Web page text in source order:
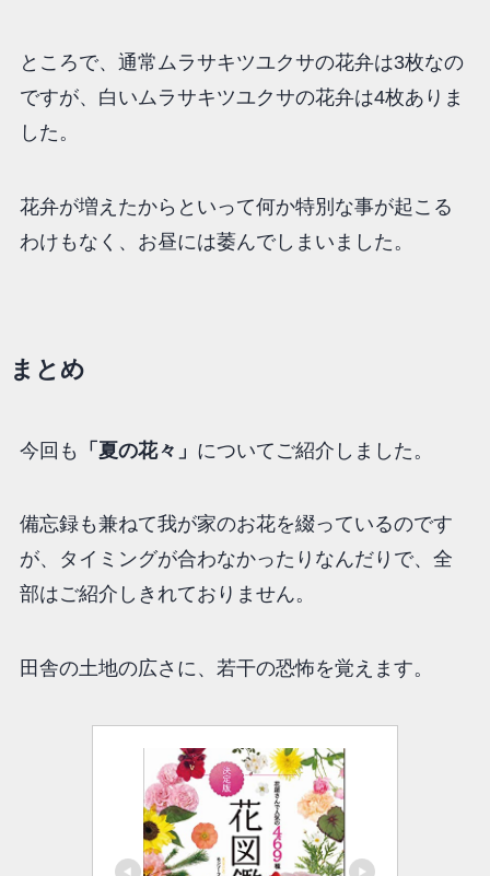
ところで、通常ムラサキツユクサの花弁は3枚なの
ですが、白いムラサキツユクサの花弁は4枚ありま
した。
花弁が増えたからといって何か特別な事が起こる
わけもなく、お昼には萎んでしまいました。
まとめ
今回も 「夏の花々」 についてご紹介しました。
備忘録も兼ねて我が家のお花を綴っているのです
が、タイミングが合わなかったりなんだりで、全
部はご紹介しきれておりません。
田舎の土地の広さに、若干の恐怖を覚えます。